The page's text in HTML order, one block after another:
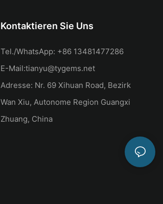
Kontaktieren Sie Uns
Tel./WhatsApp: +86 13481477286
E-Mail:tianyu@tygems.net
Adresse: Nr. 69 Xihuan Road, Bezirk
Wan Xiu, Autonome Region Guangxi
Zhuang, China